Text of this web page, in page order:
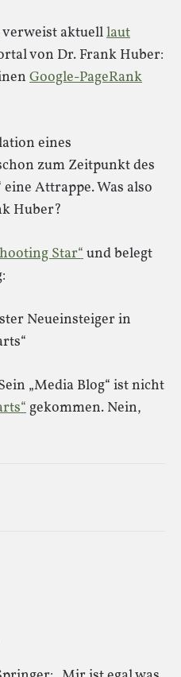
verweist aktuelllaut
von Dr. Frank Huber:
Google-PageRank
eines
zum Zeitpunkt des
Attrappe. Was also
Huber?
Star“und belegt
Neueinsteiger in
„Media Blog“ ist nicht
gekommen. Nein,